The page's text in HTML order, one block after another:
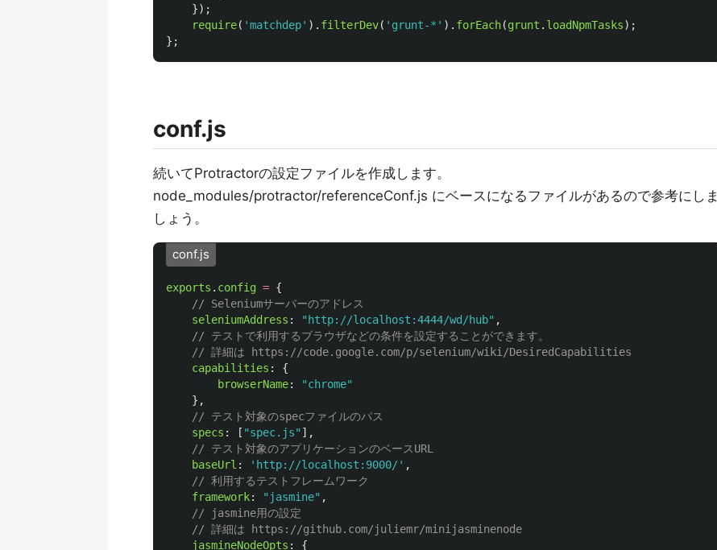
});
require( 'matchdep' ). filterDev( ' grunt-* ' ). forEach(grunt . loadNpmTasks);
};
conf.js
続いてProtractorの設定ファイルを作成します。
node_modules/protractor/referenceConf.js にベースになるファイルがあるので参考にしま
しょう。
conf.js
exports . config = {
// Seleniumサーバーのアドレス
seleniumAddress : " http://localhost:4444/wd/hub" ,
// テストで利用するブラウザなどの条件を設定することができます。
// 詳細は https://code.google.com/p/selenium/wiki/DesiredCapabilities
capabilities :
{
browserName: "chrome"
},
// テスト対象のspecファイルのパス
specs : [ "spec.js" ],
// テスト対象のアプリケーションのベースURL
baseUrl : ' http://localhost:9000/' ,
// 利用するテストフレームワーク
framework: " jasmine" ,
// jasmine用の設定
// 詳細は https://github.com/juliemr/minijasminenode
jasmineNodeOpts : {